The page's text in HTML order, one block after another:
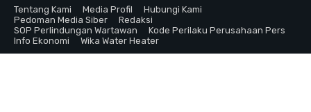
Tentang Kami
Media Profil
Hubungi Kami
Pedoman Media Siber
Redaksi
SOP Perlindungan Wartawan
Kode Perilaku Perusahaan Pers
Info Ekonomi
Wika Water Heater